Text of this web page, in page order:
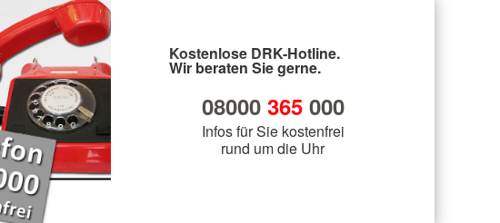
Kostenlose DRK-Hotline.
Wir beraten Sie gerne.
08000 365000
Infos für Sie kostenfrei
rund um die Uhr